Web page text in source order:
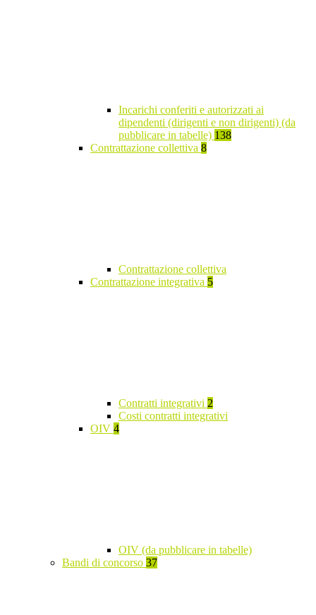
Incarichi conferiti e autorizzati ai
dipendenti (dirigenti e non dirigenti) (da
pubblicare in tabelle) 138
Contrattazione collettiva 8
Contrattazione collettiva
Contrattazione integrativa 5
Contratti integrativi 2
Costi contratti integrativi
OIV 4
OIV (da pubblicare in tabelle)
Bandi di concorso 37